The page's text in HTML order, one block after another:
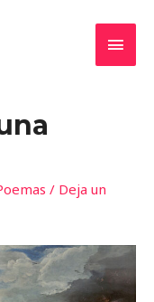
/ Deja un